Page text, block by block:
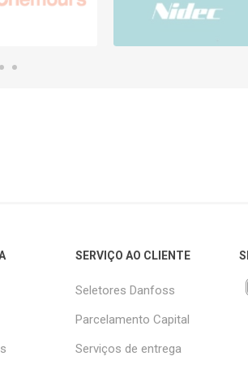
SERVIÇO AO CLIENTE
Seletores Danfoss
Parcelamento Capital
Serviços de entrega